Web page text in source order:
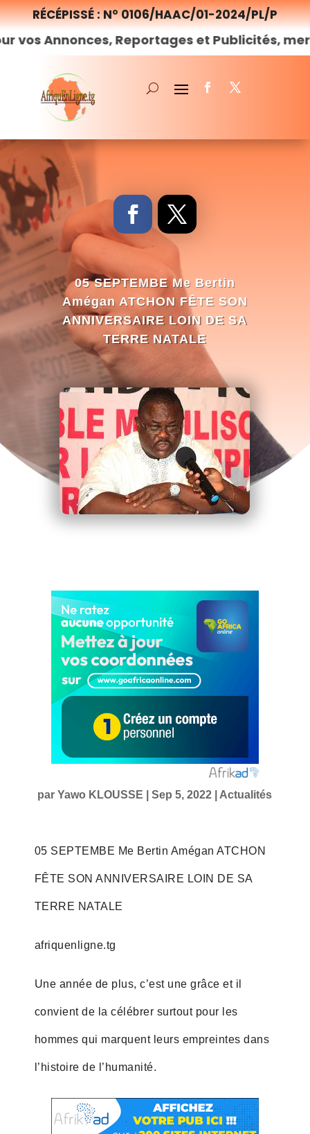
RÉCÉPISSÉ : N° 0106/HAAC/01-2024/PL/P
Reportages et Publicités, merci denous
05 SEPTEMBE Me Bertin
Amégan ATCHON FÊTE SON
ANNIVERSAIRE LOIN DE SA
TERRE NATALE
parYawo KLOUSSE |Sep 5, 2022 Actualités
05 SEPTEMBE Me Bertin Amégan ATCHON
FÊTE SON ANNIVERSAIRE LOIN DE SA
TERRE NATALE
afriquenligne.tg
Une année de plus, c’est une grâce et il
convient de la célébrer surtout pour les
hommes qui marquent leurs empreintes dans
l’histoire de l’humanité.